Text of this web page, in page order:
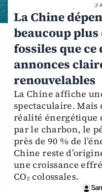
3
La Chine
beaucoup plus
fossiles que ce
annonces
renouvelables
La Chine affiche
spectaculaire.
réalité énergétique
par le charbon, le
près de 90 % de
Chine reste
une croissance
CO₂ colossales.